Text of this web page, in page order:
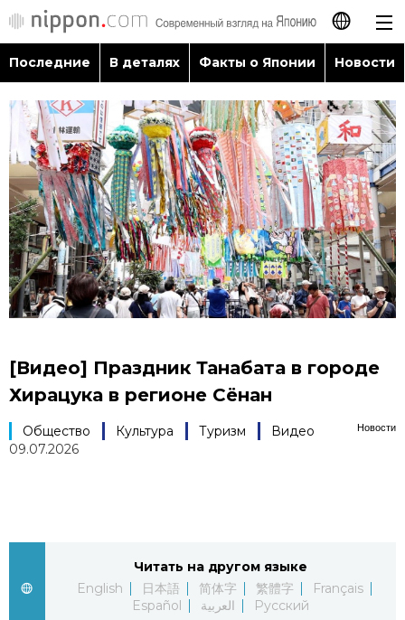
日本語
English
简体字
繁體字
Français
Español
Последние
В деталях
Факты о Японии
Путеводитель по Японии
Фото/Видео
Блог
Японский язык official SNS
Последние В деталях Факты о Японии Новости
[Видео] Праздник Танабата в городе
Хирацука в регионе Сёнан
Новости
Общество Культура Туризм
Видео
09.07.2026
Читать на другом языке
English
日本語 简体字 繁體字
Français
Español
العربية Русский